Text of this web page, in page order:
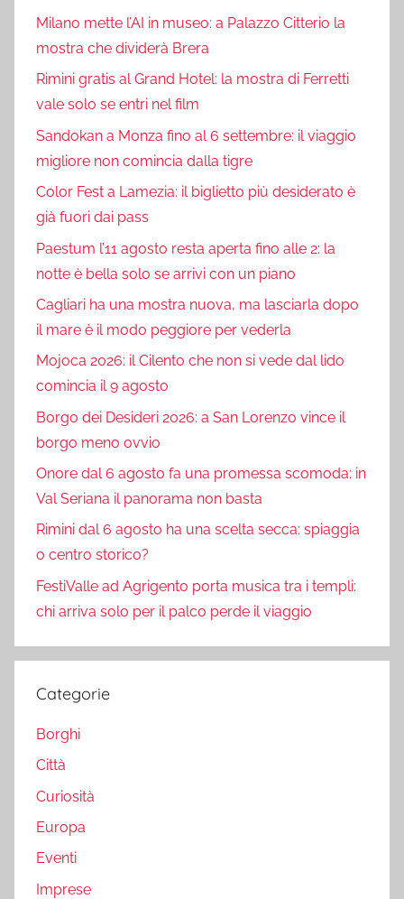
Milano mette l’AI in museo: a Palazzo Citterio la
mostra che dividerà Brera
Rimini gratis al Grand Hotel: la mostra di Ferretti
vale solo se entri nel film
Sandokan a Monza fino al 6 settembre: il viaggio
migliore non comincia dalla tigre
Color Fest a Lamezia: il biglietto più desiderato è
già fuori dai pass
Paestum l’11 agosto resta aperta fino alle 2: la
notte è bella solo se arrivi con un piano
Cagliari ha una mostra nuova, ma lasciarla dopo
il mare è il modo peggiore per vederla
Mojoca 2026: il Cilento che non si vede dal lido
comincia il 9 agosto
Borgo dei Desideri 2026: a San Lorenzo vince il
borgo meno ovvio
Onore dal 6 agosto fa una promessa scomoda: in
Val Seriana il panorama non basta
Rimini dal 6 agosto ha una scelta secca: spiaggia
o centro storico?
FestiValle ad Agrigento porta musica tra i templi:
chi arriva solo per il palco perde il viaggio
Categorie
Borghi
Città
Curiosità
Europa
Eventi
Imprese